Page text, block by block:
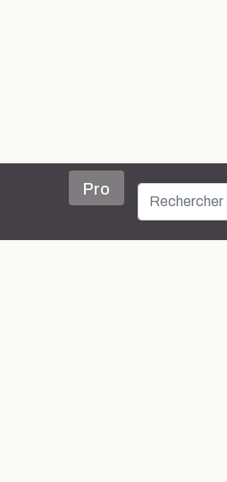
Pro